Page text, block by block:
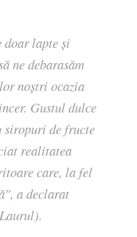
doar lapte și
ne debarasăm
noștri ocazia
Gustul dulce
de fructe
realitatea
care, la fel
a declarat